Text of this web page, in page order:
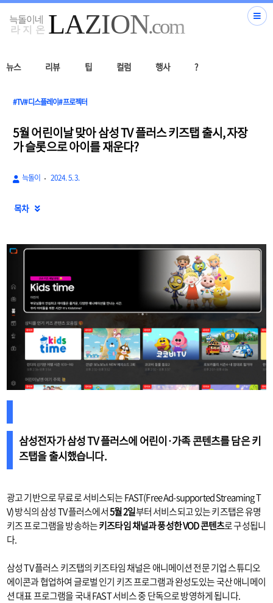
뉴스 리뷰 팁 컬럼 행사 ?
#TV#디스플레이#프로젝터
5월 어린이날 맞아 삼성 TV 플러스 키즈탭 출시, 자장
가 슬롯으로 아이를 재운다?
늑돌이 2024. 5. 3.
목차 
삼성전자가삼성 TV 플러스에 어린이·가족 콘텐츠를 담은 키
즈탭을 출시했습니다.
광고 기반으로 무료로 서비스되는 FAST(Free Ad-supported Streaming T
V) 방식의 삼성 TV 플러스에서5월 2일부터 서비스되고 있는 키즈탭은 유명
키즈 프로그램을 방송하는키즈타임 채널과 풍성한 VOD 콘텐츠로 구성됩니
다.
삼성 TV 플러스 키즈탭의 키즈타임 채널은 애니메이션 전문 기업 스튜디오
에이콘과 협업하여 글로벌 인기 키즈 프로그램과 완성도있는 국산 애니메이
션 대표 프로그램을 국내 FAST 서비스 중 단독으로 방영하게 됩니다.